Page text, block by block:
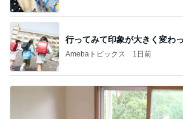
行ってみて印象が大きく変わ
Amebaトピックス 1日前